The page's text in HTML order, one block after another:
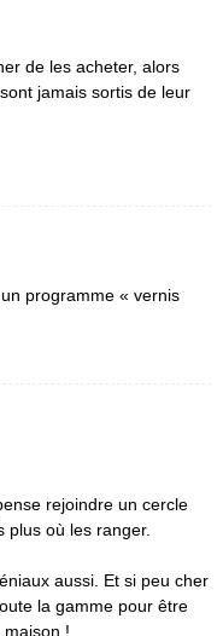
de les acheter, alors
jamais sortis de leur
programme « vernis
rejoindre un cercle
plus où les ranger.
aussi. Et si peu cher
la gamme pour être
!